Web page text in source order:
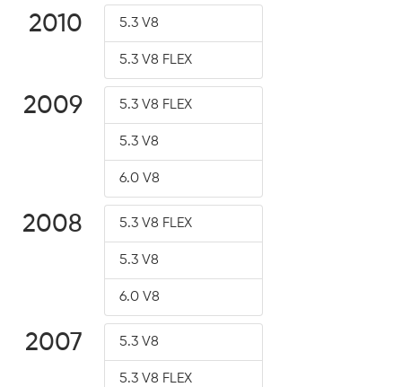
2010 5.3 V8
5.3 V8 FLEX
2009 5.3 V8 FLEX
5.3 V8
6.0 V8
2008 5.3 V8 FLEX
5.3 V8
6.0 V8
2007 5.3 V8
5.3 V8 FLEX